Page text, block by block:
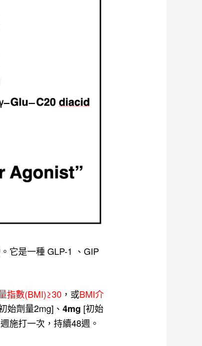
它是一種 GLP-1 、GIP
指數(BMI)≥30 ，或BMI介
始劑量2mg]、4mg [初始
施打一次，持續48週。